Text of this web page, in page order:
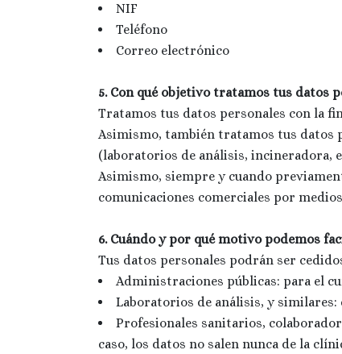
NIF
Teléfono
Correo electrónico
5. Con qué objetivo tratamos tus datos
Tratamos tus datos personales con la
Asimismo, también tratamos tus datos
(laboratorios de análisis, incineradora,
Asimismo, siempre y cuando
comunicaciones comerciales por
6. Cuándo y por qué motivo podemos
Tus datos personales podrán ser
Administraciones públicas: para el
Laboratorios de análisis, y
Profesionales sanitarios,
caso, los datos no salen nunca de la